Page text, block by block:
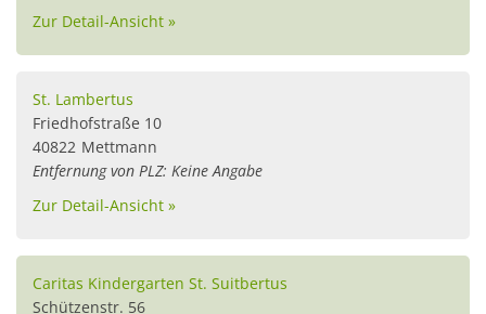
Zur Detail-Ansicht »
St. Lambertus
Friedhofstraße 10
40822 Mettmann
Entfernung von PLZ: Keine Angabe
Zur Detail-Ansicht »
Caritas Kindergarten St. Suitbertus
Schützenstr. 56